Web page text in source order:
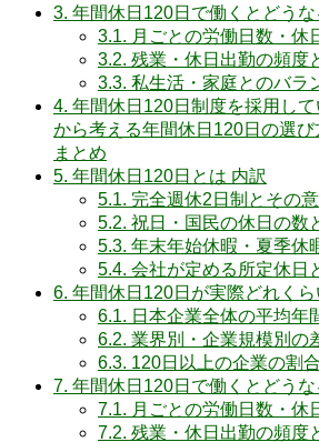
3. 年間休日120日で働くとどう
3.1. 月ごとの労働日数・休
3.2. 残業・休日出勤の頻度
3.3. 私生活・家庭とのバラ
4. 年間休日120日制度を採用し
から考える年間休日120日の選
まとめ
5. 年間休日120日とは 内訳
5.1. 完全週休2日制とその
5.2. 祝日・国民の休日の数
5.3. 年末年始休暇・夏季休
5.4. 会社が定める所定休日
6. 年間休日120日が実際どれく
6.1. 日本企業全体の平均年
6.2. 業界別・企業規模別の
6.3. 120日以上の企業の割合
7. 年間休日120日で働くとどう
7.1. 月ごとの労働日数・休
7.2. 残業・休日出勤の頻度